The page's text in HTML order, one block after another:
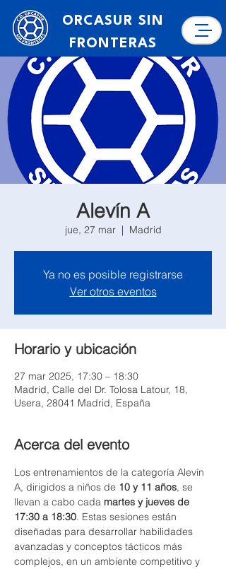
ORCASUR SIN
FRONTERAS
Alevín A
jue, 27 mar
  |
Madrid
Ya no es posible registrarse
Ver otros eventos
Horario y ubicación
27 mar 2025, 17:30 – 18:30
Madrid, Calle del Dr. Tolosa Latour, 18,
Usera, 28041 Madrid, España
Acerca del evento
Los entrenamientos de la categoría Alevín
A, dirigidos a niños de 10 y 11 años, se
llevan a cabo cada martes y jueves de
17:30 a 18:30. Estas sesiones están
diseñadas para desarrollar habilidades
avanzadas y conceptos tácticos más
complejos, en un ambiente competitivo y